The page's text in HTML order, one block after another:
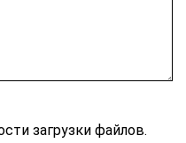
загрузки файлов.